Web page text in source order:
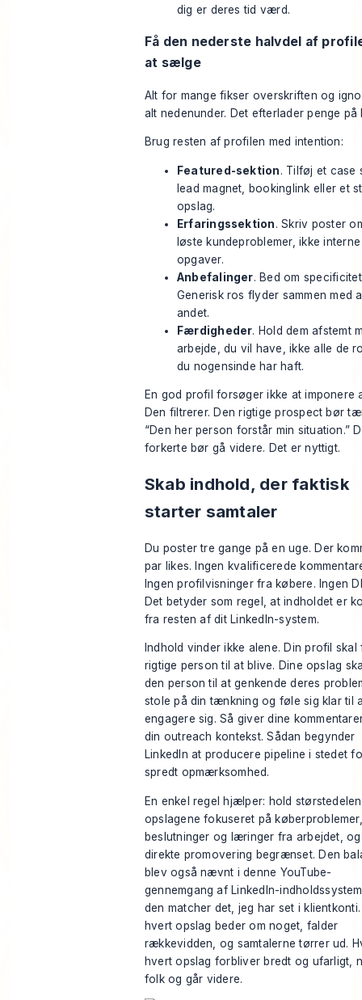
dig er deres tid værd.
Få den nederste halvdel af
at sælge
Alt for mange fikser overskriften og
alt nedenunder. Det efterlader penge på
Brug resten af profilen med intention:
Featured-sektion. Tilføj et case
lead magnet, bookinglink eller et
opslag.
Erfaringssektion. Skriv poster
løste kundeproblemer, ikke interne
opgaver.
Anbefalinger. Bed om
Generisk ros flyder sammen med
andet.
Færdigheder. Hold dem afstemt
arbejde, du vil have, ikke alle de
du nogensinde har haft.
En god profil forsøger ikke at imponere
Den filtrerer. Den rigtige prospect bør
“Den her person forstår min situation.”
forkerte bør gå videre. Det er nyttigt.
Skab indhold, der faktisk
starter samtaler
Du poster tre gange på en uge. Der
par likes. Ingen kvalificerede
Ingen profilvisninger fra købere. Ingen
Det betyder som regel, at indholdet er
fra resten af dit LinkedIn-system.
Indhold vinder ikke alene. Din profil skal
rigtige person til at blive. Dine opslag
den person til at genkende deres
stole på din tænkning og føle sig klar til
engagere sig. Så giver dine
din outreach kontekst. Sådan begynder
LinkedIn at producere pipeline i stedet
spredt opmærksomhed.
En enkel regel hjælper: hold
opslagene fokuseret på køberproblemer,
beslutninger og læringer fra arbejdet,
direkte promovering begrænset. Den
blev også nævnt idenne YouTube-
gennemgang af LinkedIn-
den matcher det, jeg har set i
hvert opslag beder om noget, falder
rækkevidden, og samtalerne tørrer ud.
hvert opslag forbliver bredt og ufarligt,
folk og går videre.